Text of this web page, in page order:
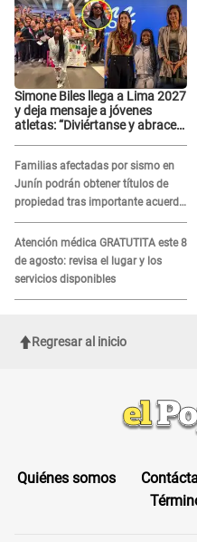
Simone Biles llega a Lima 2027
y deja mensaje a jóvenes
atletas: “Diviértanse y abracen
Familias afectadas por sismo en
Junín podrán obtener títulos de
propiedad tras importante acuerdo
de Cofopri
Atención médica GRATUTITA este 8
de agosto: revisa el lugar y los
servicios disponibles
Regresar al inicio
Quiénes somos